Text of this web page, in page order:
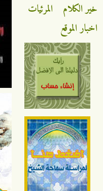
الكلام
المرئيات
الموقع